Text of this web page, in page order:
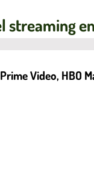
streaming
Video, HBO